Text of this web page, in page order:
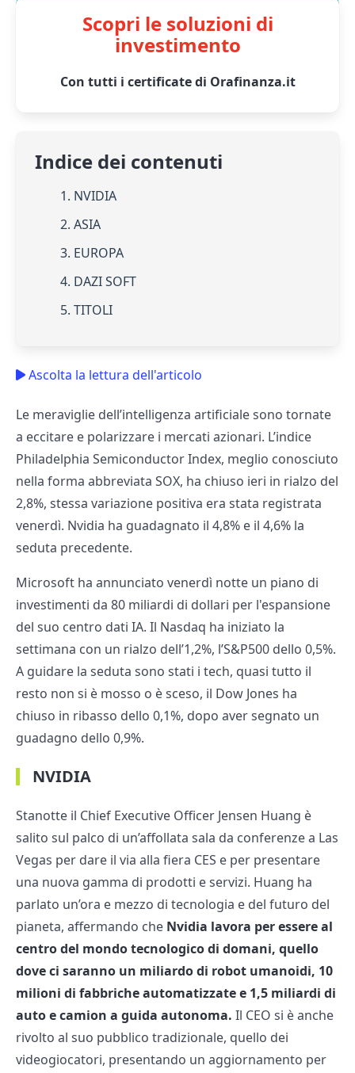
Scopri le soluzioni di
investimento
Con tutti i certificate di Orafinanza.it
Indice dei contenuti
1. NVIDIA
2. ASIA
3. EUROPA
4. DAZI SOFT
5. TITOLI
Ascolta la lettura dell'articolo
Le meraviglie dell’intelligenza artificiale sono tornate
a eccitare e polarizzare i mercati azionari. L’indice
Philadelphia Semiconductor Index, meglio conosciuto
nella forma abbreviata SOX, ha chiuso ieri in rialzo del
2,8%, stessa variazione positiva era stata registrata
venerdì. Nvidia ha guadagnato il 4,8% e il 4,6% la
seduta precedente.
Microsoft ha annunciato venerdì notte un piano di
investimenti da 80 miliardi di dollari per l'espansione
del suo centro dati IA. Il Nasdaq ha iniziato la
settimana con un rialzo dell’1,2%, l’S&P500 dello 0,5%.
A guidare la seduta sono stati i tech, quasi tutto il
resto non si è mosso o è sceso, il Dow Jones ha
chiuso in ribasso dello 0,1%, dopo aver segnato un
guadagno dello 0,9%.
NVIDIA
Stanotte il Chief Executive Officer Jensen Huang è
salito sul palco di un’affollata sala da conferenze a Las
Vegas per dare il via alla fiera CES e per presentare
una nuova gamma di prodotti e servizi. Huang ha
parlato un’ora e mezzo di tecnologia e del futuro del
pianeta, affermando che Nvidia lavora per essere al
centro del mondo tecnologico di domani, quello
dove ci saranno un miliardo di robot umanoidi, 10
milioni di fabbriche automatizzate e 1,5 miliardi di
auto e camion a guida autonoma. Il CEO si è anche
rivolto al suo pubblico tradizionale, quello dei
videogiocatori, presentando un aggiornamento per